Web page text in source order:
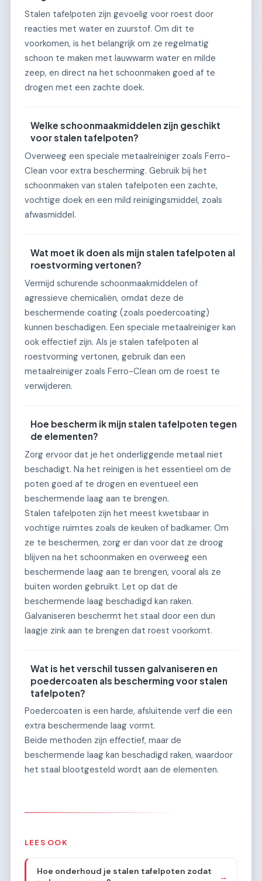
Stalen tafelpoten zijn gevoelig voor roest door
reacties met water en zuurstof. Om dit te
voorkomen, is het belangrijk om ze regelmatig
schoon te maken met lauwwarm water en milde
zeep, en direct na het schoonmaken goed af te
drogen met een zachte doek.
Welke schoonmaakmiddelen zijn geschikt
voor stalen tafelpoten?
Overweeg een speciale metaalreiniger zoals Ferro-
Clean voor extra bescherming. Gebruik bij het
schoonmaken van stalen tafelpoten een zachte,
vochtige doek en een mild reinigingsmiddel, zoals
afwasmiddel.
Wat moet ik doen als mijn stalen tafelpoten al
roestvorming vertonen?
Vermijd schurende schoonmaakmiddelen of
agressieve chemicaliën, omdat deze de
beschermende coating (zoals poedercoating)
kunnen beschadigen. Een speciale metaalreiniger kan
ook effectief zijn. Als je stalen tafelpoten al
roestvorming vertonen, gebruik dan een
metaalreiniger zoals Ferro-Clean om de roest te
verwijderen.
Hoe bescherm ik mijn stalen tafelpoten tegen
de elementen?
Zorg ervoor dat je het onderliggende metaal niet
beschadigt. Na het reinigen is het essentieel om de
poten goed af te drogen en eventueel een
beschermende laag aan te brengen.
Stalen tafelpoten zijn het meest kwetsbaar in
vochtige ruimtes zoals de keuken of badkamer. Om
ze te beschermen, zorg er dan voor dat ze droog
blijven na het schoonmaken en overweeg een
beschermende laag aan te brengen, vooral als ze
buiten worden gebruikt. Let op dat de
beschermende laag beschadigd kan raken.
Galvaniseren beschermt het staal door een dun
laagje zink aan te brengen dat roest voorkomt.
Wat is het verschil tussen galvaniseren en
poedercoaten als bescherming voor stalen
tafelpoten?
Poedercoaten is een harde, afsluitende verf die een
extra beschermende laag vormt.
Beide methoden zijn effectief, maar de
beschermende laag kan beschadigd raken, waardoor
het staal blootgesteld wordt aan de elementen.
LEES OOK
Hoe onderhoud je stalen tafelpoten zodat
→